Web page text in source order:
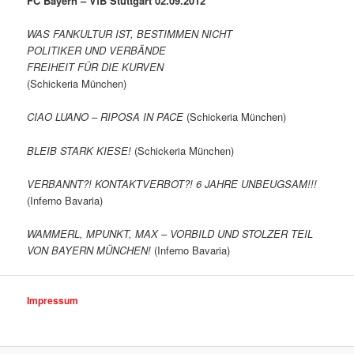
WAS FANKULTUR IST, BESTIMMEN NICHT
POLITIKER UND VERBÄNDE
FREIHEIT FÜR DIE KURVEN
(Schickeria München)
CIAO LUANO – RIPOSA IN PACE (Schickeria München)
BLEIB STARK KIESE! (Schickeria München)
VERBANNT?! KONTAKTVERBOT?! 6 JAHRE UNBEUGSAM!!!
(Inferno Bavaria)
WAMMERL, MPUNKT, MAX – VORBILD UND STOLZER TEIL
VON BAYERN MÜNCHEN! (Inferno Bavaria)
Impressum